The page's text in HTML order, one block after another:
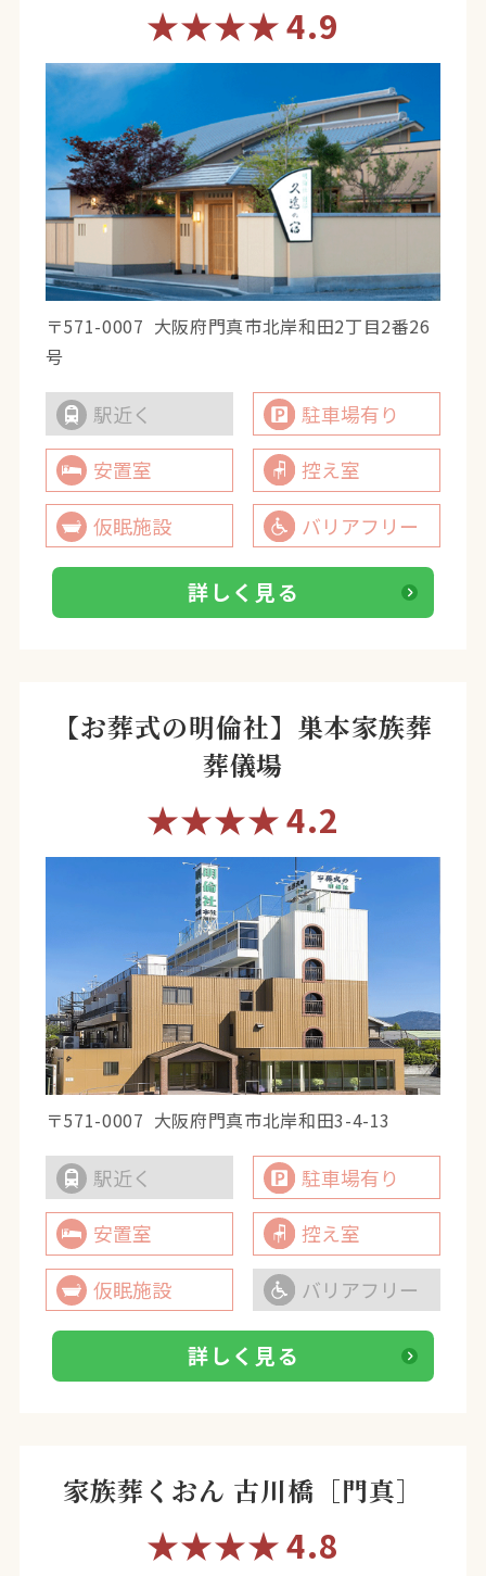
★★★★4.9
〒571-0007 大阪府門真市北岸和田2丁目2番26
号
駅近く
駐車場有り
安置室
控え室
仮眠施設
バリアフリー
詳しく見る
【お葬式の明倫社】巣本家族葬
葬儀場
★★★★4.2
〒571-0007 大阪府門真市北岸和田3-4-13
駅近く
駐車場有り
安置室
控え室
仮眠施設
バリアフリー
詳しく見る
家族葬くおん 古川橋［門真］
★★★★4.8